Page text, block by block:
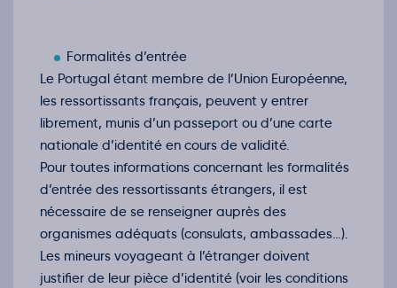
Formalités d’entrée
Le Portugal étant membre de l’Union Européenne,
les ressortissants français, peuvent y entrer
librement, munis d’un passeport ou d’une carte
nationale d’identité en cours de validité.
Pour toutes informations concernant les formalités
d’entrée des ressortissants étrangers, il est
nécessaire de se renseigner auprès des
organismes adéquats (consulats, ambassades…).
Les mineurs voyageant à l’étranger doivent
justifier de leur pièce d’identité (voir les conditions